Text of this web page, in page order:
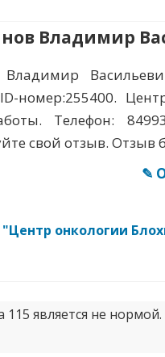
Владимир
номер:255400.
Телефон:
свой отзыв. Отзыв
✎
онкологии
является не